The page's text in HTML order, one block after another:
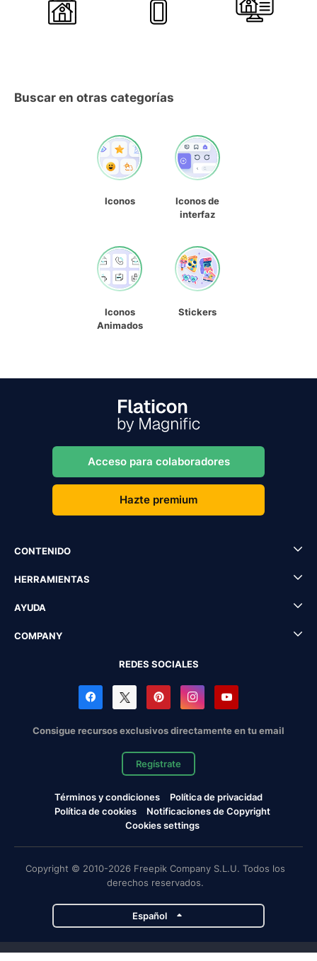
Buscar en otras categorías
Iconos
Iconos de
interfaz
Iconos
Animados
Stickers
Acceso para colaboradores
Hazte premium
CONTENIDO
HERRAMIENTAS
AYUDA
COMPANY
REDES SOCIALES
Consigue recursos exclusivos directamente en tu email
Regístrate
Términos y condiciones
Política de privacidad
Política de cookies
Notificaciones de Copyright
Cookies settings
Copyright © 2010-2026 Freepik Company S.L.U. Todos los
derechos reservados.
Español